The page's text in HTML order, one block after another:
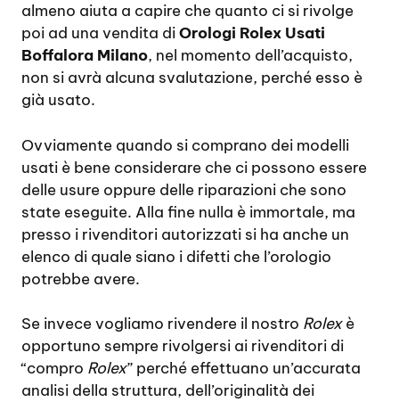
almeno aiuta a capire che quanto ci si rivolge
poi ad una vendita diOrologi Rolex Usati
Boffalora Milano, nel momento dell’acquisto,
non si avrà alcuna svalutazione, perché esso è
già usato.
Ovviamente quando si comprano dei modelli
usati è bene considerare che ci possono essere
delle usure oppure delle riparazioni che sono
state eseguite. Alla fine nulla è immortale, ma
presso i rivenditori autorizzati si ha anche un
elenco di quale siano i difetti che l’orologio
potrebbe avere.
Se invece vogliamo rivendere il nostro Rolexè
opportuno sempre rivolgersi ai rivenditori di
“compro Rolex” perché effettuano un’accurata
analisi della struttura, dell’originalità dei